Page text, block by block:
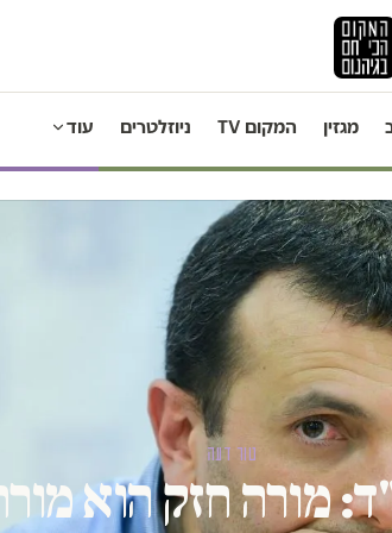
מגזין המקום TV ניוזלטרים עוד
טור דעה
מורה חזק הוא